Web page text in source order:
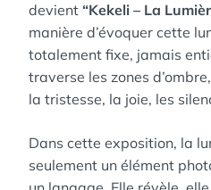
devient “Kekeli – La
manière d’évoquer cette
totalement fixe, jamais
traverse les zones
la tristesse, la joie, les
Dans cette exposition, la
seulement un élément